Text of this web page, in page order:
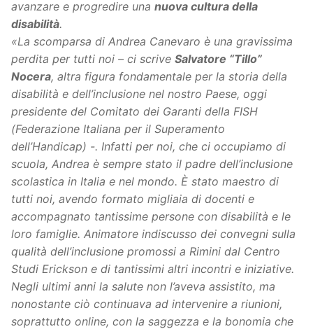
avanzare e progredire una nuova cultura della
disabilità.
«La scomparsa di Andrea Canevaro è una gravissima
perdita per tutti noi – ci scrive Salvatore “Tillo”
Nocera, altra figura fondamentale per la storia della
disabilità e dell’inclusione nel nostro Paese, oggi
presidente del Comitato dei Garanti della FISH
(Federazione Italiana per il Superamento
dell’Handicap) -. Infatti per noi, che ci occupiamo di
scuola, Andrea è sempre stato il padre dell’inclusione
scolastica in Italia e nel mondo. È stato maestro di
tutti noi, avendo formato migliaia di docenti e
accompagnato tantissime persone con disabilità e le
loro famiglie. Animatore indiscusso dei convegni sulla
qualità dell’inclusione promossi a Rimini dal Centro
Studi Erickson e di tantissimi altri incontri e iniziative.
Negli ultimi anni la salute non l’aveva assistito, ma
nonostante ciò continuava ad intervenire a riunioni,
soprattutto online, con la saggezza e la bonomia che